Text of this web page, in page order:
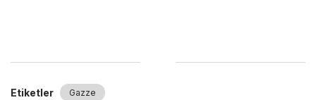
Etiketler Gazze